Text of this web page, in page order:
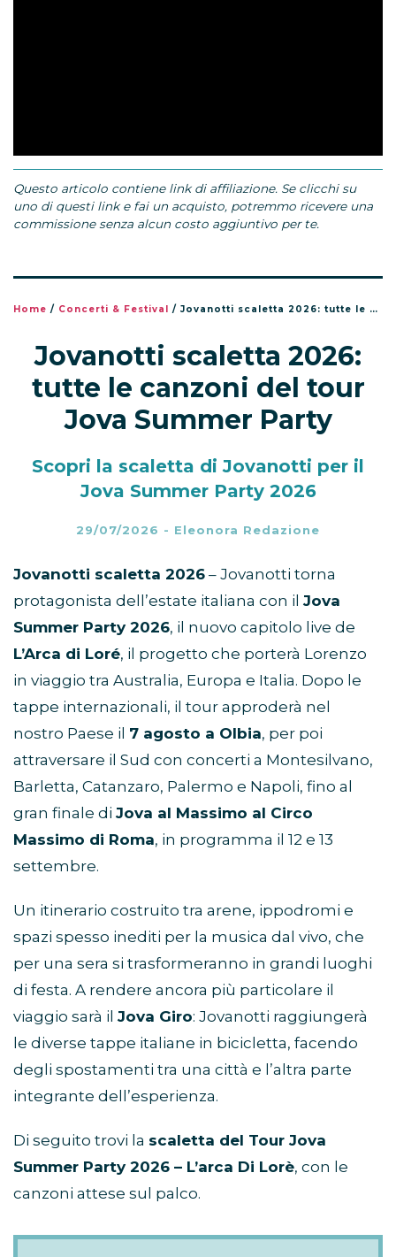
Questo articolo contiene link di affiliazione. Se clicchi su
uno di questi link e fai un acquisto, potremmo ricevere una
commissione senza alcun costo aggiuntivo per te.
Home / Concerti & Festival / Jovanotti scaletta 2026: tutte le canzoni del tour Jova Summer Party
Jovanotti scaletta 2026:
tutte le canzoni del tour
Jova Summer Party
Scopri la scaletta di Jovanotti per il
Jova Summer Party 2026
29/07/2026 - Eleonora Redazione
Jovanotti scaletta 2026 – Jovanotti torna
protagonista dell’estate italiana con il Jova
Summer Party 2026, il nuovo capitolo live de
L’Arca di Loré, il progetto che porterà Lorenzo
in viaggio tra Australia, Europa e Italia. Dopo le
tappe internazionali, il tour approderà nel
nostro Paese il 7 agosto a Olbia, per poi
attraversare il Sud con concerti a Montesilvano,
Barletta, Catanzaro, Palermo e Napoli, fino al
gran finale di Jova al Massimo al Circo
Massimo di Roma, in programma il 12 e 13
settembre.
Un itinerario costruito tra arene, ippodromi e
spazi spesso inediti per la musica dal vivo, che
per una sera si trasformeranno in grandi luoghi
di festa. A rendere ancora più particolare il
viaggio sarà il Jova Giro: Jovanotti raggiungerà
le diverse tappe italiane in bicicletta, facendo
degli spostamenti tra una città e l’altra parte
integrante dell’esperienza.
Di seguito trovi la scaletta del Tour Jova
Summer Party 2026 – L’arca Di Lorè, con le
canzoni attese sul palco.